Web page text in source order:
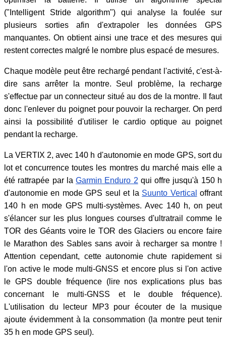
("Intelligent Stride algorithm") qui analyse la foulée sur
plusieurs sorties afin d'extrapoler les données GPS
manquantes. On obtient ainsi une trace et des mesures qui
restent correctes malgré le nombre plus espacé de mesures.
Chaque modèle peut être rechargé pendant l'activité, c'est-à-
dire sans arrêter la montre. Seul problème, la recharge
s'effectue par un connecteur situé au dos de la montre. Il faut
donc l'enlever du poignet pour pouvoir la recharger. On perd
ainsi la possibilité d'utiliser le cardio optique au poignet
pendant la recharge.
La VERTIX 2, avec 140 h d'autonomie en mode GPS, sort du
lot et concurrence toutes les montres du marché mais elle a
été rattrapée par laGarmin Enduro 2 qui offre jusqu'à 150 h
d'autonomie en mode GPS seul et la Suunto Vertical offrant
140 h en mode GPS multi-systèmes. Avec 140 h, on peut
s'élancer sur les plus longues courses d'ultratrail comme le
TOR des Géants voire le TOR des Glaciers ou encore faire
le Marathon des Sables sans avoir à recharger sa montre !
Attention cependant, cette autonomie chute rapidement si
l'on active le mode multi-GNSS et encore plus si l'on active
le GPS double fréquence (lire nos explications plus bas
concernant le multi-GNSS et le double fréquence).
L'utilisation du lecteur MP3 pour écouter de la musique
ajoute évidemment à la consommation (la montre peut tenir
35 h en mode GPS seul).